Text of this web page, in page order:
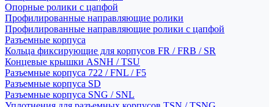
Опорные ролики с цапфой
Профилированные направляющие ролики
Профилированные направляющие ролики с цапфой
Разъемные корпуса
Кольца фиксирующие для корпусов FR / FRB / SR
Концевые крышки ASNH / TSU
Разъемные корпуса 722 / FNL / F5
Разъемные корпуса SD
Разъемные корпуса SNG / SNL